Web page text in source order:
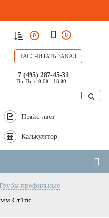
0 0
РАССЧИТАТЬ ЗАКАЗ
+7 (495) 287-45-31
Пн-Пт: с 9.00 - 18.00
Прайс-лист
Калькулятор
профильные
мм Ст1пс